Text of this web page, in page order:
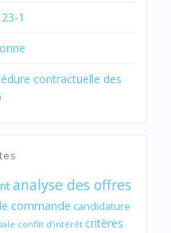
1
contractuelle des
analyse des offres
commande candidature
conflit d'intérêt critères